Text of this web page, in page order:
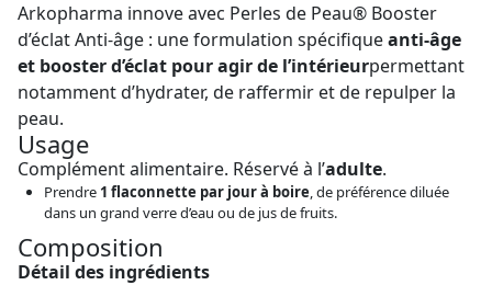
Arkopharma innove avec Perles de Peau® Booster
d’éclat Anti-âge : une formulation spécifiqueanti-âge
et booster d’éclat pour agir de l’intérieurpermettant
notamment d’hydrater, de raffermir et de repulper la
peau.
Usage
Complément alimentaire. Réservé à l’adulte.
Prendre 1 flaconnette par jour à boire, de préférence diluée
dans un grand verre d’eau ou de jus de fruits.
Composition
Détail des ingrédients